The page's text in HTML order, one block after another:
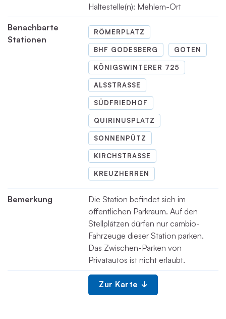
Haltestelle(n): Mehlem-Ort
Benachbarte
Stationen
RÖMERPLATZ
BHF GODESBERG GOTEN
KÖNIGSWINTERER 725
ALSSTRASSE
SÜDFRIEDHOF
QUIRINUSPLATZ
SONNENPÜTZ
KIRCHSTRASSE
KREUZHERREN
Bemerkung
Die Station befindet sich im
öffentlichen Parkraum. Auf den
Stellplätzen dürfen nur cambio-
Fahrzeuge dieser Station parken.
Das Zwischen-Parken von
Privatautos ist nicht erlaubt.
Zur Karte